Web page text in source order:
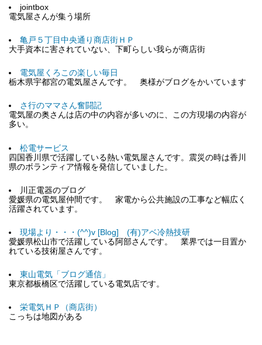
jointbox
電気屋さんが集う場所
亀戸５丁目中央通り商店街ＨＰ
大手資本に害されていない、下町らしい我らが商店街
電気屋くろこの楽しい毎日
栃木県宇都宮の電気屋さんです。 奥様がブログをかいています
さ行のママさん奮闘記
電気屋の奥さんは店の中の内容が多いのに、この方現場の内容が
多い。
松電サービス
四国香川県で活躍している熱い電気屋さんです。震災の時は香川
県のボランティア情報を発信していました。
川正電器のブログ
愛媛県の電気屋仲間です。 家電から公共施設の工事など幅広く
活躍されています。
現場より・・・(^^)v [Blog] (有)アベ冷熱技研
愛媛県松山市で活躍している阿部さんです。 業界では一目置か
れている技術屋さんです。
東山電気「ブログ通信」
東京都板橋区で活躍している電気店です。
栄電気ＨＰ（商店街）
こっちは地図がある